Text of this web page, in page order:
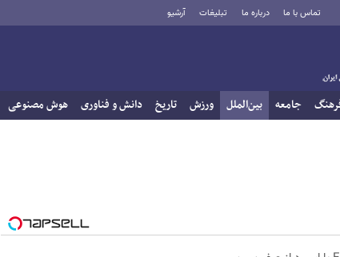
تماس با ما درباره ما تبلیغات آرشیو
جامعه بین‌الملل ورزش تاریخ دانش و فناوری هوش مصنوعی